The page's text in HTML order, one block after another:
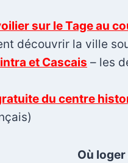
sur le Tage au
découvrir la ville
et Cascais – les
du centre
Où